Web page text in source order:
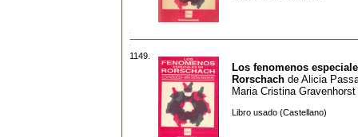
1149.
Los fenomenos
Rorschach de Alicia
Maria Cristina Gravenhorst
Libro usado (Castellano)